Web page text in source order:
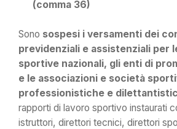
(comma 36)
Sono sospesi i versamenti dei
previdenziali e assistenziali per
sportive nazionali, gli enti di
e le associazioni e società
professionistiche e
rapporti di lavoro sportivo instaurati
istruttori, direttori tecnici, direttori